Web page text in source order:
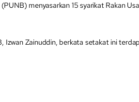
menyasarkan 15 syarikat Rakan
Izwan Zainuddin, berkata setakat ini